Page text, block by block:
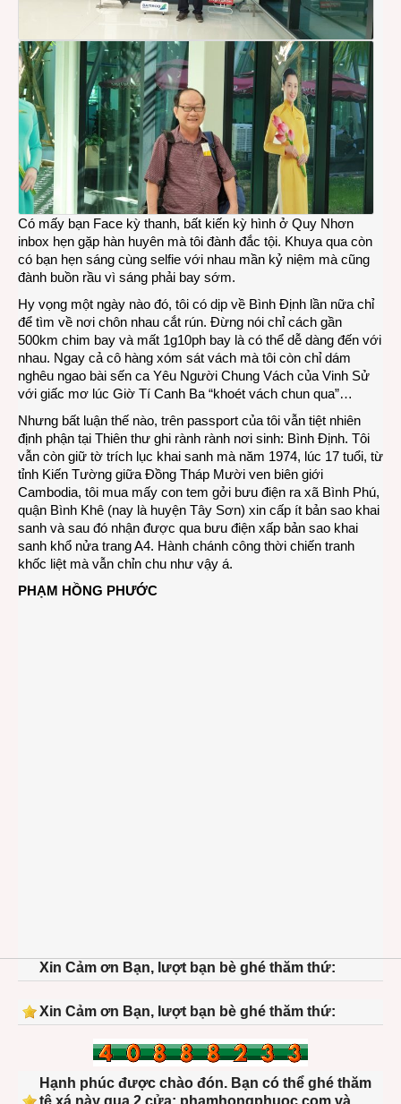
Có mấy bạn Face kỳ thanh, bất kiến kỳ hình ở Quy Nhơn
inbox hẹn gặp hàn huyên mà tôi đành đắc tội. Khuya qua còn
có bạn hẹn sáng cùng selfie với nhau mần kỷ niệm mà cũng
đành buồn rầu vì sáng phải bay sớm.
Hy vọng một ngày nào đó, tôi có dịp về Bình Định lần nữa chỉ
để tìm về nơi chôn nhau cắt rún. Đừng nói chỉ cách gần
500km chim bay và mất 1g10ph bay là có thể dễ dàng đến với
nhau. Ngay cả cô hàng xóm sát vách mà tôi còn chỉ dám
nghêu ngao bài sến ca Yêu Người Chung Vách của Vinh Sử
với giấc mơ lúc Giờ Tí Canh Ba “khoét vách chun qua”…
Nhưng bất luận thế nào, trên passport của tôi vẫn tiệt nhiên
định phận tại Thiên thư ghi rành rành nơi sinh: Bình Định. Tôi
vẫn còn giữ tờ trích lục khai sanh mà năm 1974, lúc 17 tuổi, từ
tỉnh Kiến Tường giữa Đồng Tháp Mười ven biên giới
Cambodia, tôi mua mấy con tem gởi bưu điện ra xã Bình Phú,
quận Bình Khê (nay là huyện Tây Sơn) xin cấp ít bản sao khai
sanh và sau đó nhận được qua bưu điện xấp bản sao khai
sanh khổ nửa trang A4. Hành chánh công thời chiến tranh
khốc liệt mà vẫn chỉn chu như vậy á.
PHẠM HỒNG PHƯỚC
Xin Cảm ơn Bạn, lượt bạn bè ghé thăm thứ:
Xin Cảm ơn Bạn, lượt bạn bè ghé thăm thứ:
Hạnh phúc được chào đón. Bạn có thể ghé thăm
tệ xá này qua 2 cửa: phamhongphuoc.com và